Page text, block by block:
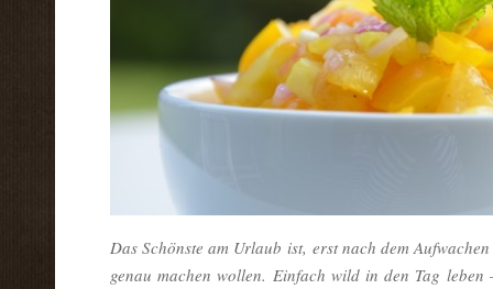
Das Schönste am Urlaub ist, erst nach dem
genau machen wollen. Einfach wild in den Tag